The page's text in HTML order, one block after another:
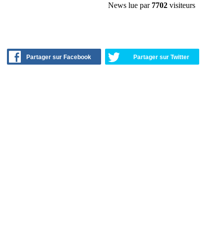
News lue par 7702 visiteurs
Partager sur Facebook Partager sur Twitter